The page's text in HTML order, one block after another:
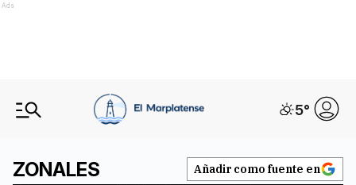
Ads
5°
ZONALES Añadir como fuente en